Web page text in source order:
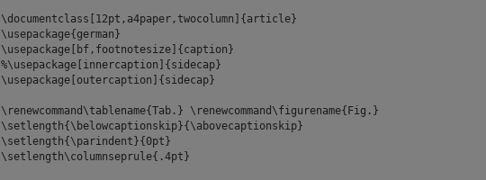
\documentclass[12pt,a4paper,twocolumn]{article}
\usepackage{german}
\usepackage[bf,footnotesize]{caption}
%\usepackage[innercaption]{sidecap}
\usepackage[outercaption]{sidecap}
\renewcommand\tablename{Tab.} \renewcommand\figurename{Fig.}
\setlength{\belowcaptionskip}{\abovecaptionskip}
\setlength{\parindent}{0pt}
\setlength\columnseprule{.4pt}